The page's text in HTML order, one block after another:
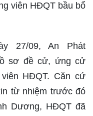
viên HĐQT bầu bổ
27/09, An Phát
sơ đề cử, ứng cử
HĐQT. Căn cứ
từ nhiệm trước đó
Dương, HĐQT đã